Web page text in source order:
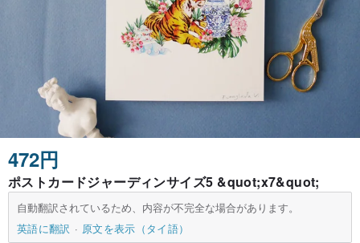
472円
ポストカードジャーディンサイズ5 &quot;x7&quot;
自動翻訳されているため、内容が不完全な場合があります。
英語に翻訳
原文を表示（タイ語）